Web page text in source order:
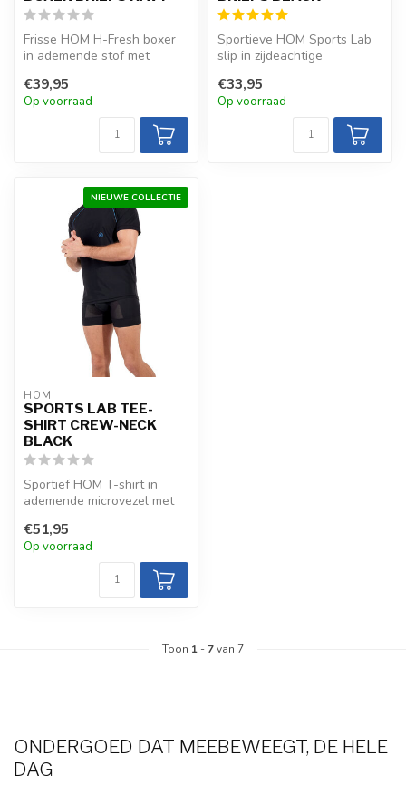
Frisse HOM H-Fresh boxer
in ademende stof met
tailleban...
€39,95
Op voorraad
Sportieve HOM Sports Lab
slip in zijdeachtige
CeraVida Fr...
€33,95
Op voorraad
NIEUWE COLLECTIE
HOM
SPORTS LAB TEE-
SHIRT CREW-NECK
BLACK
Sportief HOM T-shirt in
ademende microvezel met
gaaszones v...
€51,95
Op voorraad
Toon 1 -7van 7
ONDERGOED DAT MEEBEWEEGT, DE HELE
DAG